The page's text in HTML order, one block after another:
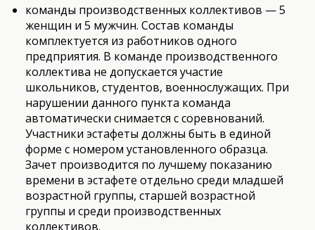
команды производственных коллективов — 5
женщин и 5 мужчин. Состав команды
комплектуется из работников одного
предприятия. В команде производственного
коллектива не допускается участие
школьников, студентов, военнослужащих. При
нарушении данного пункта команда
автоматически снимается с соревнований.
Участники эстафеты должны быть в единой
форме с номером установленного образца.
Зачет производится по лучшему показанию
времени в эстафете отдельно среди младшей
возрастной группы, старшей возрастной
группы и среди производственных
коллективов.